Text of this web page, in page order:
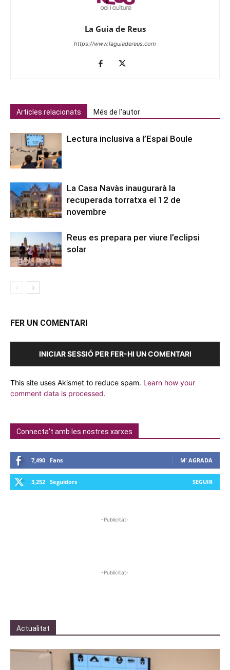
La Guia de Reus
https://www.laguiadereus.com
Articles relacionats Més de l'autor
Lectura inclusiva a l’Espai Boule
La Casa Navàs inaugurarà la
recuperada torratxa el 12 de
novembre
Reus es prepara per viure l’eclipsi
solar
FER UN COMENTARI
INICIAR SESSIÓ PER FER-HI UN COMENTARI
This site uses Akismet to reduce spam. Learn how your
comment data is processed.
Connecta't amb les nostres xarxes
7,490 Fans M' AGRADA
3,252 Seguidors SEGUIR
-Publicitat-
-Publicitat-
Actualitat